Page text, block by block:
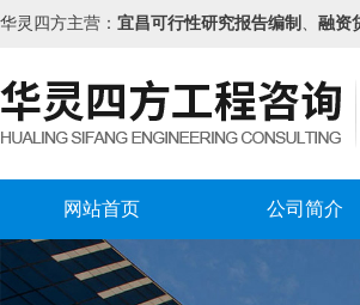
华灵四方主营： 宜昌可行性研究报告编制 、 融资
网站首页 公司简介